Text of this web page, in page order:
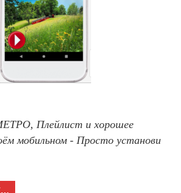
Плейлист и хорошее
мобильном - Просто установи